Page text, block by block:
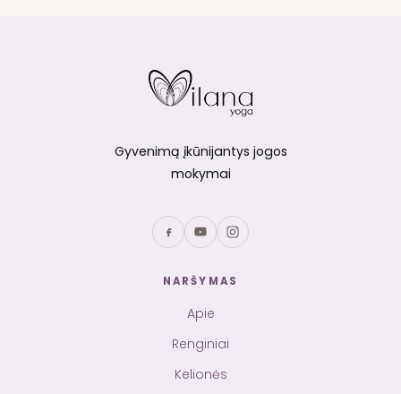
Gyvenimą įkūnijantys jogos
mokymai
NARŠYMAS
Apie
Renginiai
Kelionės